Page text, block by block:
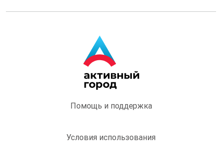
Помощь и поддержка
Условия использования